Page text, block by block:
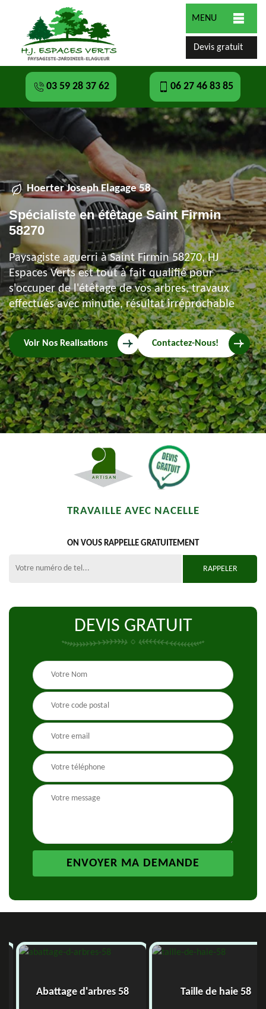
MENU
Devis gratuit
03 59 28 37 62 06 27 46 83 85
Hoerter Joseph Elagage 58
Spécialiste en étêtage Saint Firmin
58270
Paysagiste aguerri à Saint Firmin 58270, HJ
Espaces Verts est tout à fait qualifié pour
s'occuper de l'étêtage de vos arbres, travaux
effectués avec minutie, résultat irréprochable
Voir Nos Realisations Contactez-Nous!
TRAVAILLE AVEC NACELLE
ON VOUS RAPPELLE GRATUITEMENT
DEVIS GRATUIT
Taille de haie 58 Etêtage